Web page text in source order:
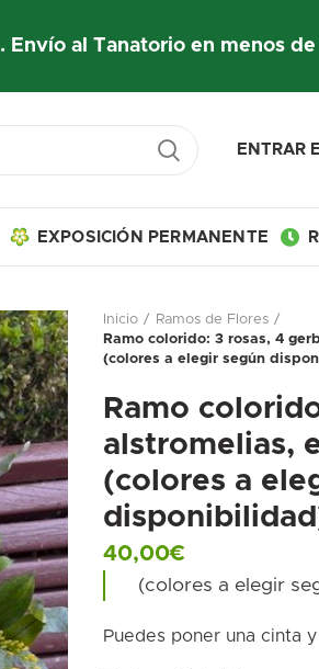
al Tanatorio en menos de
ENTRAR
EXPOSICIÓN PERMANENTE
Inicio
Ramos de Flores
Ramo colorido: 3 rosas, 4
(colores a elegir según
Ramo
alstromelias,
(colores a
40,00€
(colores a elegir
Puedes poner una cinta